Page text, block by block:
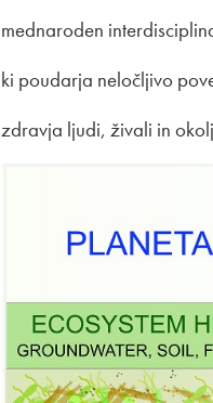
mednaroden
ki poudarja neločljivo
zdravja ljudi, živali in